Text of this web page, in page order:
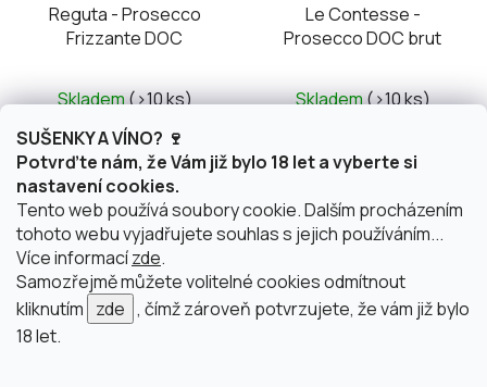
SUŠENKY A VÍNO? 🍷
Potvrďte nám, že Vám již bylo 18 let a vyberte si
nastavení cookies.
Tento web používá soubory cookie. Dalším procházením
tohoto webu vyjadřujete souhlas s jejich používáním...
Více informacízde.
Samozřejmě můžete volitelné cookies odmítnout
kliknutím zde , čímž zároveň potvrzujete, že vám již bylo
18 let.
Reguta - Prosecco
Frizzante DOC
Skladem(>10 ks)
139,67 Kč bez DPH
169 Kč
DO KOŠÍKU
Le Contesse -
Prosecco DOC brut
Skladem(>10 ks)
269 Kč
DO KOŠÍKU